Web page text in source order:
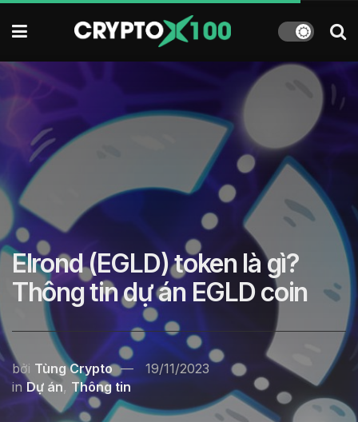
Elrond (EGLD) token là gì?
Thông tin dự án EGLD coin
bởi Tùng Crypto
19/11/2023
in Dự án, Thông tin